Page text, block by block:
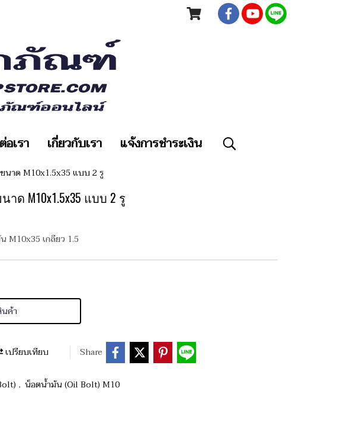
อเรา เกี่ยวกับเรา แจ้งการชำระเงิน
าด M10x1.5x35 แบบ 2 รู
ด M10x1.5x35 แบบ 2 รู
M10x35 เกลียว 1.5
ค้า
เปรียบเทียบ Share
, น็อตน้ำมัน (Oil Bolt) M10